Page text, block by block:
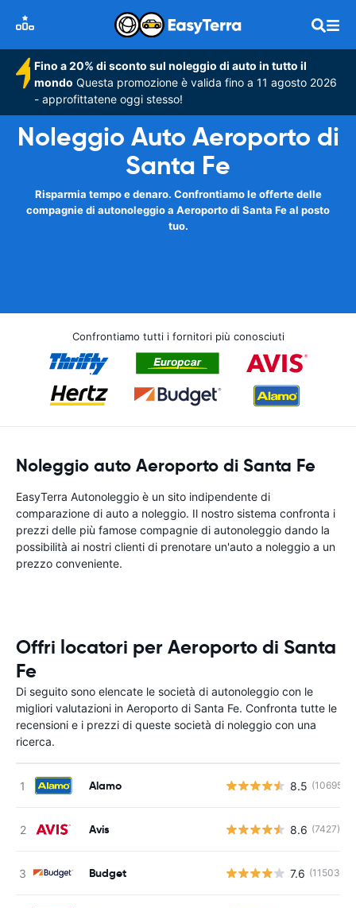
Fino a 20% di sconto sul noleggio di auto in tutto il
mondo Questa promozione è valida fino a 11 agosto 2026
- approfittatene oggi stesso!
Noleggio Auto Aeroporto di
Santa Fe
Risparmia tempo e denaro. Confrontiamo le offerte delle
compagnie di autonoleggio a Aeroporto di Santa Fe al posto
tuo.
Confrontiamo tutti i fornitori più conosciuti
Noleggio auto Aeroporto di Santa Fe
EasyTerra Autonoleggio è un sito indipendente di
comparazione di auto a noleggio. Il nostro sistema confronta i
prezzi delle più famose compagnie di autonoleggio dando la
possibilità ai nostri clienti di prenotare un'auto a noleggio a un
prezzo conveniente.
Offri locatori per Aeroporto di Santa
Fe
Di seguito sono elencate le società di autonoleggio con le
migliori valutazioni in Aeroporto di Santa Fe. Confronta tutte le
recensioni e i prezzi di queste società di noleggio con una
ricerca.
Alamo 8.5 (10695)
Avis 8.6 (7427)
Budget 7.6 (11503)